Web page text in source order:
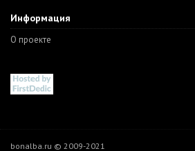
Информация
О проекте
bonalba.ru © 2009-2021